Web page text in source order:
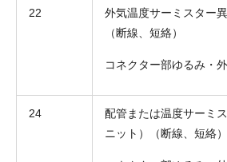
22
外気温度サーミスター
（断線、短絡）
コネクター部ゆるみ・
24
配管または温度サーミ
ニット）（断線、短絡）
(ご選択ください)
機器お
その他
メッセージ